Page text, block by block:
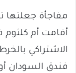
مفاجأة جعلتها
أقامت أم كلثوم
الاشتراكي
فندق السودان